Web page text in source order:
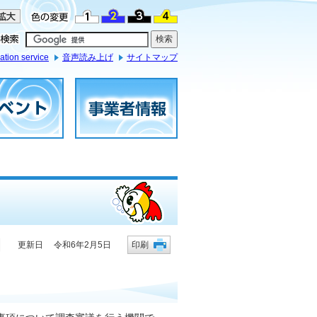
service 音声読み上げ サイトマップ
更新日 令和6年2月5日 印刷